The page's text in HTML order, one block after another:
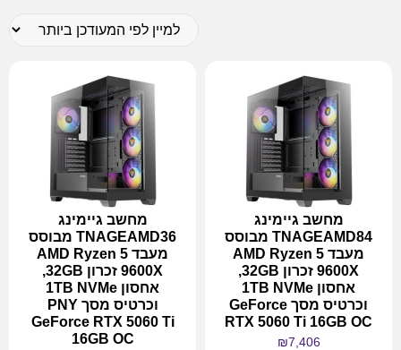
מחשב גיימינג
TNAGEAMD84 מבוסס
מעבד AMD Ryzen 5
9600X זכרון 32GB,
אחסון 1TB NVMe
וכרטיס מסך GeForce
RTX 5060 Ti 16GB OC
₪7,406
מחשב גיימינג
TNAGEAMD36 מבוסס
מעבד AMD Ryzen 5
9600X זכרון 32GB,
אחסון 1TB NVMe
וכרטיס מסך PNY
GeForce RTX 5060 Ti
16GB OC